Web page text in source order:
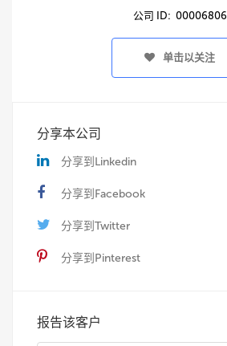
公司 ID: 00006806
单击以关注
分享本公司
分享到Linkedin
分享到Facebook
分享到Twitter
分享到Pinterest
报告该客户